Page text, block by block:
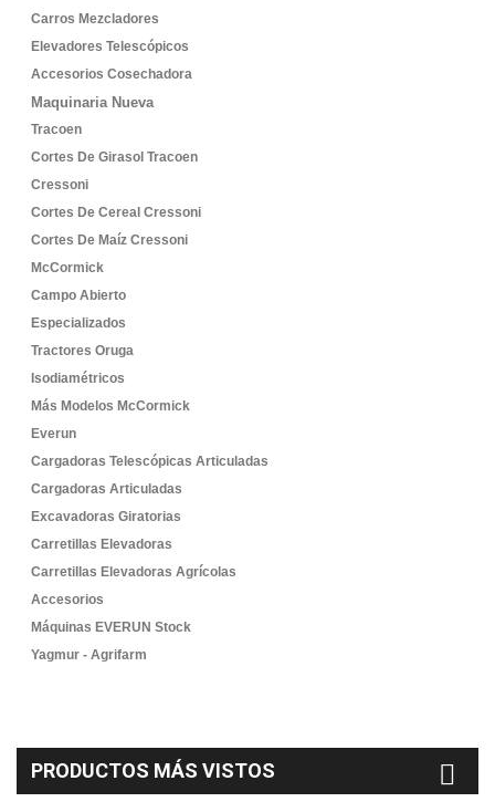
Carros Mezcladores
Elevadores Telescópicos
Accesorios Cosechadora
Maquinaria Nueva
Tracoen
Cortes De Girasol Tracoen
Cressoni
Cortes De Cereal Cressoni
Cortes De Maíz Cressoni
McCormick
Campo Abierto
Especializados
Tractores Oruga
Isodiamétricos
Más Modelos McCormick
Everun
Cargadoras Telescópicas Articuladas
Cargadoras Articuladas
Excavadoras Giratorias
Carretillas Elevadoras
Carretillas Elevadoras Agrícolas
Accesorios
Máquinas EVERUN Stock
Yagmur - Agrifarm
PRODUCTOS MÁS VISTOS